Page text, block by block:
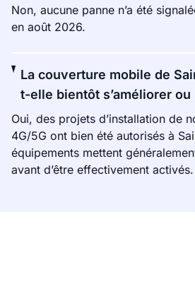
Non, aucune panne n’a été
en août 2026.
La couverture mobile de
t-elle bientôt s’améliorer
Oui, des projets d’installation de
4G/5G ont bien été autorisés à
équipements mettent
avant d’être effectivement activés.